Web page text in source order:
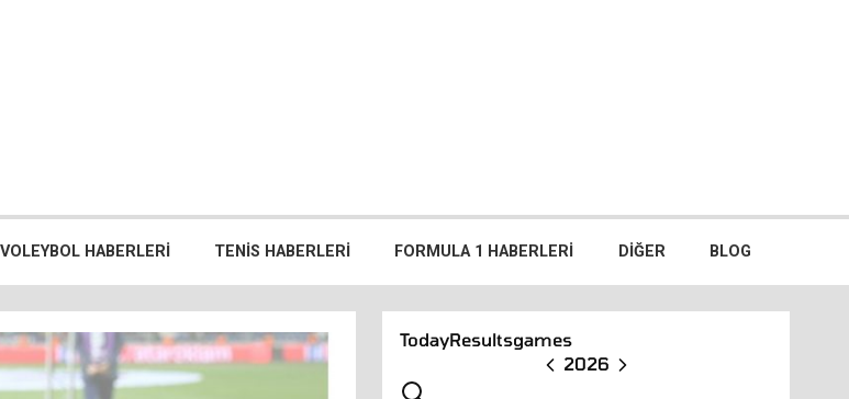
VOLEYBOL HABERLERI TENIS HABERLERI FORMULA 1 HABERLERI DIĞER BLOG
TodayResultsgames
2026